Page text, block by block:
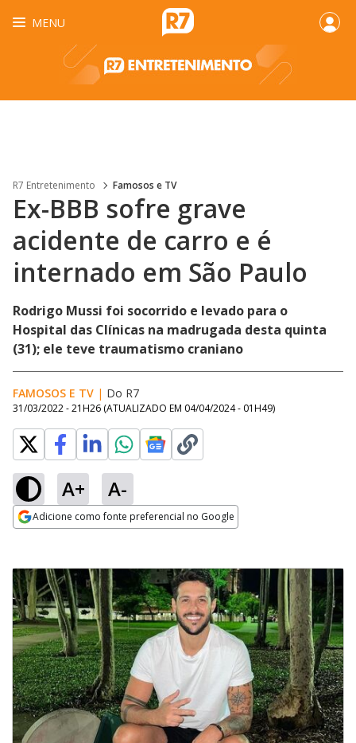
MENU
R7 Entretenimento Famosos e TV
Ex-BBB sofre grave
acidente de carro e é
internado em São Paulo
Rodrigo Mussi foi socorrido e levado para o
Hospital das Clínicas na madrugada desta quinta
(31); ele teve traumatismo craniano
FAMOSOS E TV | Do R7
31/03/2022 - 21H26 (ATUALIZADO EM 04/04/2024 - 01H49)
A+ A-
Adicione como fonte preferencial no Google